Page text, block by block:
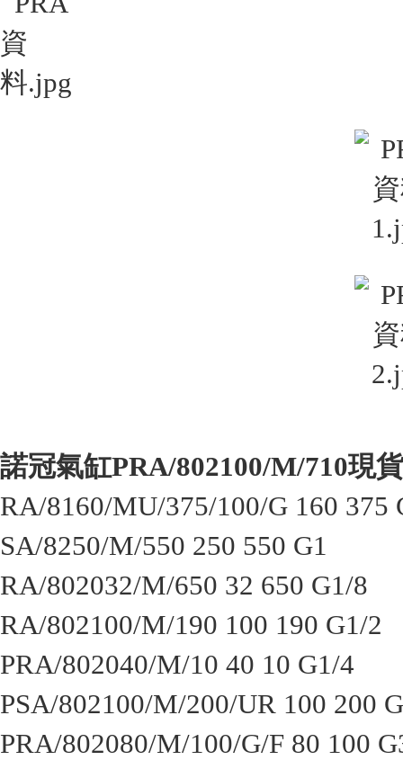
諾冠氣缸PRA/802100/M/710現貨
RA/8160/MU/375/100/G 160
SA/8250/M/550 250 550 G1
RA/802032/M/650 32 650 G1/8
RA/802100/M/190 100 190 G1/2
PRA/802040/M/10 40 10 G1/4
PSA/802100/M/200/UR 100 200
PRA/802080/M/100/G/F 80 100